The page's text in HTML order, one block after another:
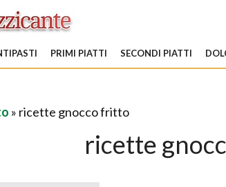
PRIMI PIATTI SECONDI PIATTI
» ricette gnocco fritto
ricette